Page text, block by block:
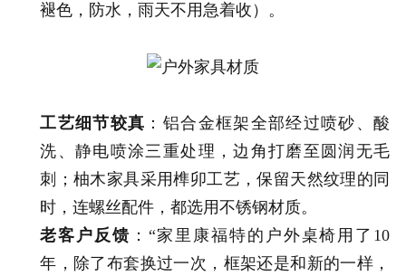
褪色，防水，雨天不用急着收）。
工艺细节较真 ：铝合金框架全部经过喷砂、酸
洗、静电喷涂三重处理，边角打磨至圆润无毛
刺；柚木家具采用榫卯工艺，保留天然纹理的同
时，连螺丝配件，都选用不锈钢材质。
老客户反馈 ：“家里康福特的户外桌椅用了10
年，除了布套换过一次，框架还是和新的一样，